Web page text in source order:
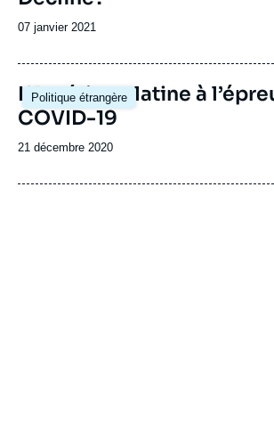
Date
publication
07 janvier 2021
Politique étrangère
Image
principale
L’Amérique latine à
COVID-19
Date
publication
21 décembre 2020